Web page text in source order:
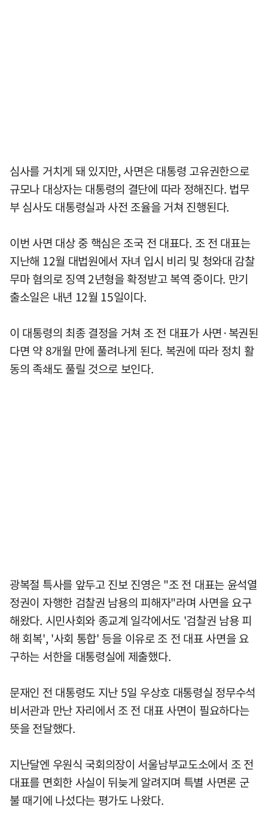
심사를 거치게 돼 있지만, 사면은 대통령 고유권한으로
규모나 대상자는 대통령의 결단에 따라 정해진다. 법무
부 심사도 대통령실과 사전 조율을 거쳐 진행된다.
이번 사면 대상 중 핵심은 조국 전 대표다. 조 전 대표는
지난해 12월 대법원에서 자녀 입시 비리 및 청와대 감찰
무마 혐의로 징역 2년형을 확정받고 복역 중이다. 만기
출소일은 내년 12월 15일이다.
이 대통령의 최종 결정을 거쳐 조 전 대표가 사면·복권된
다면 약 8개월 만에 풀려나게 된다. 복권에 따라 정치 활
동의 족쇄도 풀릴 것으로 보인다.
광복절 특사를 앞두고 진보 진영은 "조 전 대표는 윤석열
정권이 자행한 검찰권 남용의 피해자"라며 사면을 요구
해왔다. 시민사회와 종교계 일각에서도 '검찰권 남용 피
해 회복', '사회 통합' 등을 이유로 조 전 대표 사면을 요
구하는 서한을 대통령실에 제출했다.
문재인 전 대통령도 지난 5일 우상호 대통령실 정무수석
비서관과 만난 자리에서 조 전 대표 사면이 필요하다는
뜻을 전달했다.
지난달엔 우원식 국회의장이 서울남부교도소에서 조 전
대표를 면회한 사실이 뒤늦게 알려지며 특별 사면론 군
불 때기에 나섰다는 평가도 나왔다.